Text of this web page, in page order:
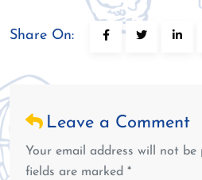
Share On:
Leave a Comment
Your email address will not be
fields are marked *